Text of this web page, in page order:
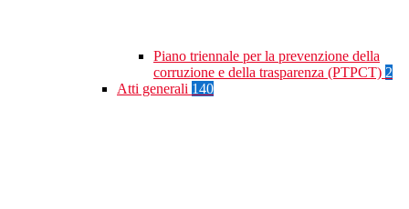
Piano triennale per la prevenzione della
corruzione e della trasparenza (PTPCT) 2
Atti generali 140